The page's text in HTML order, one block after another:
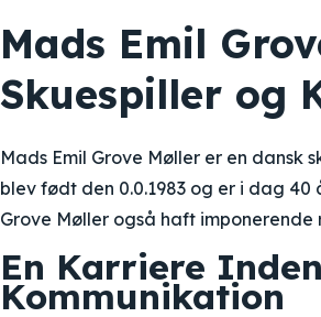
Mads Emil
Skuespiller og
Mads Emil Grove Møller er en dansk
blev født den 0.0.1983 og er i dag 40
Grove Møller også haft
En Karriere
Kommunikation